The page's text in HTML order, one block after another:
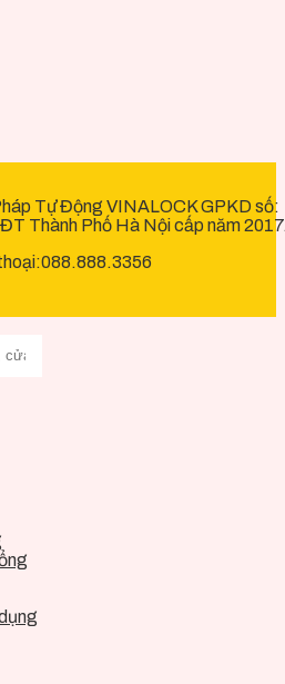
Tự Động VINALOCK GPKD số:
Thành Phố Hà Nội cấp năm